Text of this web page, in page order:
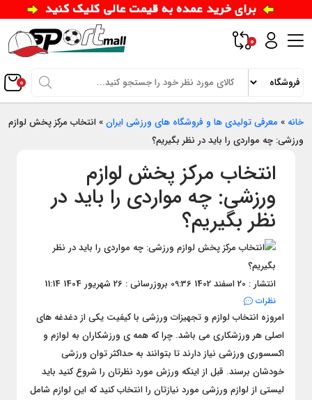
0
0
خانه » معرفی تولیدی ها و فروشگاه های ورزشی ایران» انتخاب مرکز پخش لوازم
ورزشی: چه مواردی را باید در نظر بگیریم؟
انتخاب مرکز پخش لوازم
ورزشی: چه مواردی را باید در
نظر بگیریم؟
انتشار : 20 اسفند 1402 09:36 بروزرسانی : 26 شهریور 1404 11:14
نظرات
امروزه انتخاب لوازم و تجهیزات ورزشی با کیفیت یکی از دغدغه‌ های
اصلی هر ورزشکاری می باشد. چرا که همه‌ ی ورزشکاران به لوازم و
اکسسوری ورزشی نیاز دارند تا بتوانند به حداکثر توان ورزشی
خودشان برسند. قبل از اینکه ورزش مورد نظرتان را شروع کنید باید
لیستی از لوازم ورزشی مورد نیازتان را انتخاب کنید که این لوازم شامل